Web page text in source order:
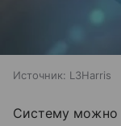
Источник: L3Harris
Систему можно